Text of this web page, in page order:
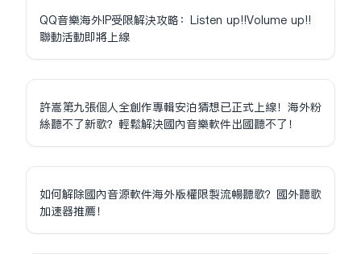
QQ音樂海外IP受限解決攻略：Listen up!!Volume up!!
聯動活動即將上線
許嵩第九張個人全創作專輯安泊猜想已正式上線！海外粉
絲聽不了新歌？輕鬆解決國內音樂軟件出國聽不了！
如何解除國內音源軟件海外版權限制流暢聽歌？國外聽歌
加速器推薦！